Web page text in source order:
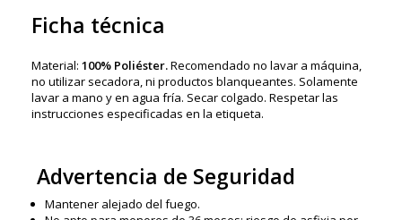
Ficha técnica
Material: 100% Poliéster.Recomendado no lavar a máquina,
no utilizar secadora, ni productos blanqueantes. Solamente
lavar a mano y en agua fría. Secar colgado. Respetar las
instrucciones especificadas en la etiqueta.
Advertencia de Seguridad
Mantener alejado del fuego.